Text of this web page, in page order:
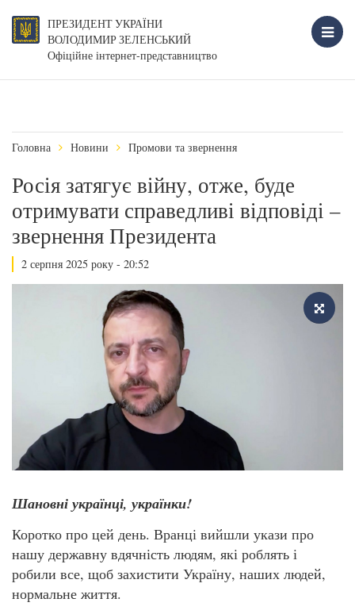
ПРЕЗИДЕНТ УКРАЇНИ
ВОЛОДИМИР ЗЕЛЕНСЬКИЙ
Офіційне інтернет-представництво
Головна Новини Промови та звернення
Росія затягує війну, отже, буде
отримувати справедливі відповіді –
звернення Президента
2 серпня 2025 року - 20:52
Шановні українці, українки!
Коротко про цей день. Вранці вийшли укази про
нашу державну вдячність людям, які роблять і
робили все, щоб захистити Україну, наших людей,
нормальне життя.